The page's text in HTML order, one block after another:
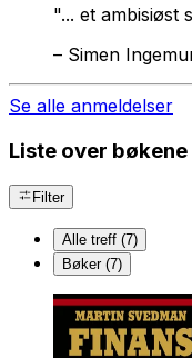
"... et ambisiøst
– Simen
Se alle anmeldelser
Liste over
Filter
Alle treff (7)
Bøker (7)